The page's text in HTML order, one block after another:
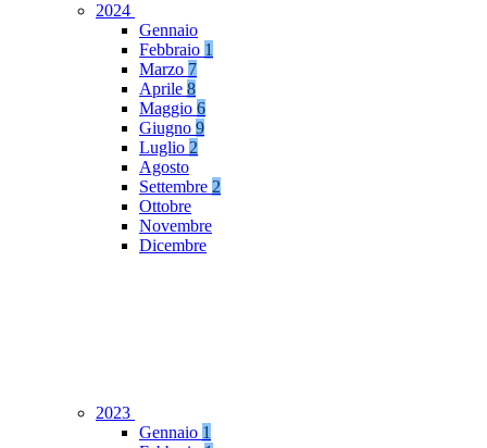
2024
Gennaio
Febbraio 1
Marzo 7
Aprile 8
Maggio 6
Giugno 9
Luglio 2
Agosto
Settembre 2
Ottobre
Novembre
Dicembre
2023
Gennaio 1